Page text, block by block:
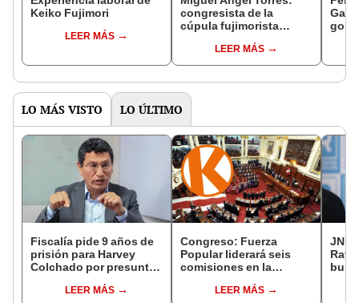
Keiko Fujimori
LEER MÁS
congresista de la
cúpula fujimorista
del SenadoLEER MÁS
LO MÁS VISTO LO ÚLTIMO
Fiscalía pide 9 años de
prisión para Harvey
Colchado por presunta
incompatible y falsedad
LEER MÁS
Congreso: Fuerza
Popular liderará seis
comisiones en la
LEER MÁS
JNE